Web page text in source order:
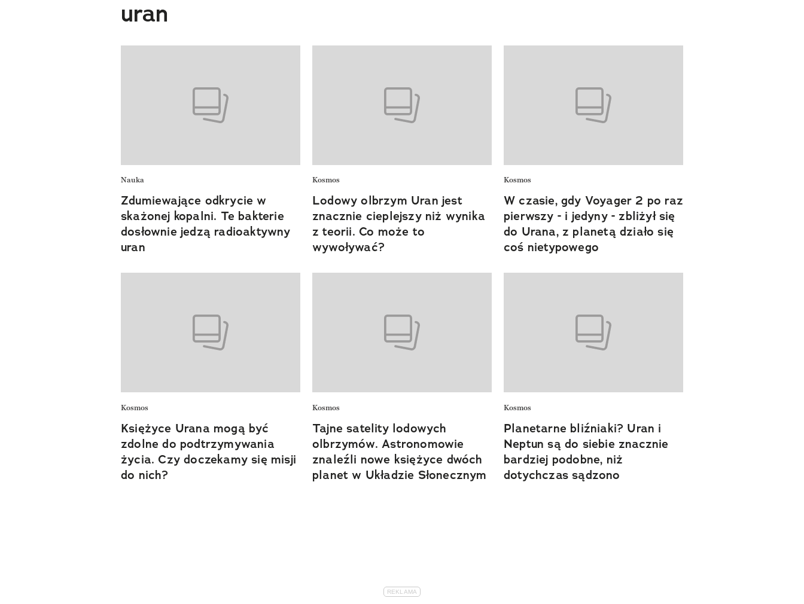
uran
Nauka
Zdumiewające odkrycie w
skażonej kopalni. Te bakterie
dosłownie jedzą radioaktywny
uran
Kosmos
Lodowy olbrzym Uran jest
znacznie cieplejszy niż wynika
z teorii. Co może to
wywoływać?
Kosmos
W czasie, gdy Voyager 2 po raz
pierwszy - i jedyny - zbliżył się
do Urana, z planetą działo się
coś nietypowego
Kosmos
Księżyce Urana mogą być
zdolne do podtrzymywania
życia. Czy doczekamy się misji
do nich?
Kosmos
Tajne satelity lodowych
olbrzymów. Astronomowie
znaleźli nowe księżyce dwóch
planet w Układzie Słonecznym
Kosmos
Planetarne bliźniaki? Uran i
Neptun są do siebie znacznie
bardziej podobne, niż
dotychczas sądzono